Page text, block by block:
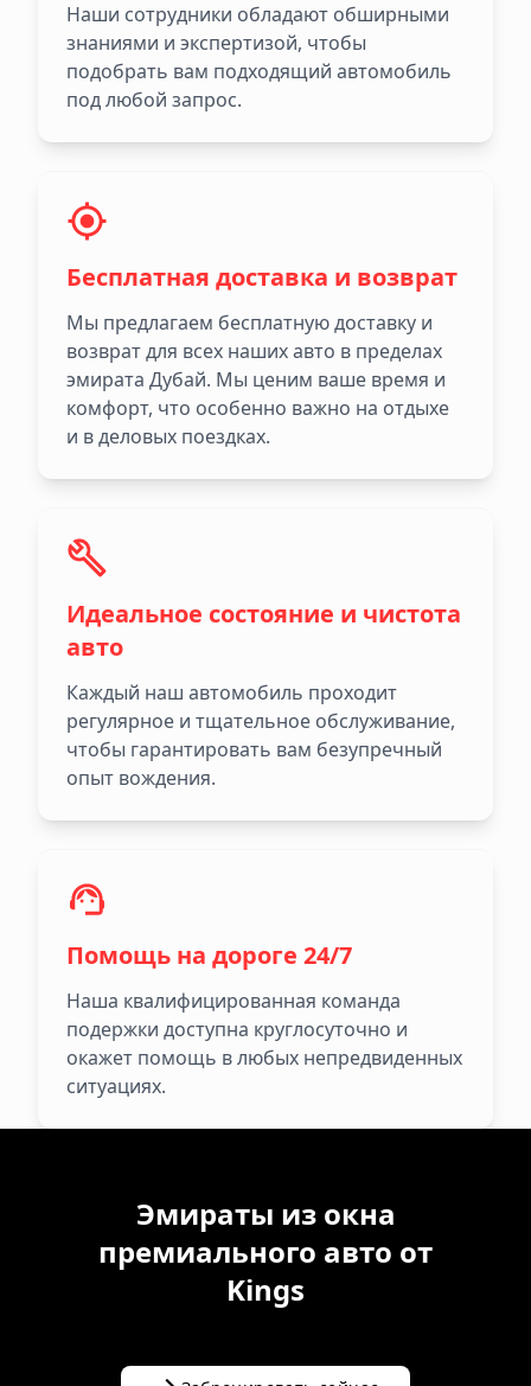
Наши сотрудники обладают обширными
знаниями и экспертизой, чтобы
подобрать вам подходящий автомобиль
под любой запрос.
Бесплатная доставка и возврат
Мы предлагаем бесплатную доставку и
возврат для всех наших авто в пределах
эмирата Дубай. Мы ценим ваше время и
комфорт, что особенно важно на отдыхе
и в деловых поездках.
Идеальное состояние и чистота
авто
Каждый наш автомобиль проходит
регулярное и тщательное обслуживание,
чтобы гарантировать вам безупречный
опыт вождения.
Помощь на дороге 24/7
Наша квалифицированная команда
подержки доступна круглосуточно и
окажет помощь в любых непредвиденных
ситуациях.
Эмираты из окна
премиального авто от
Kings